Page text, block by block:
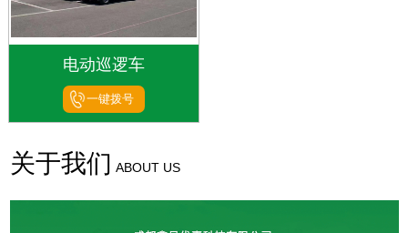
电动巡逻车
一键拨号
关于我们 ABOUT US